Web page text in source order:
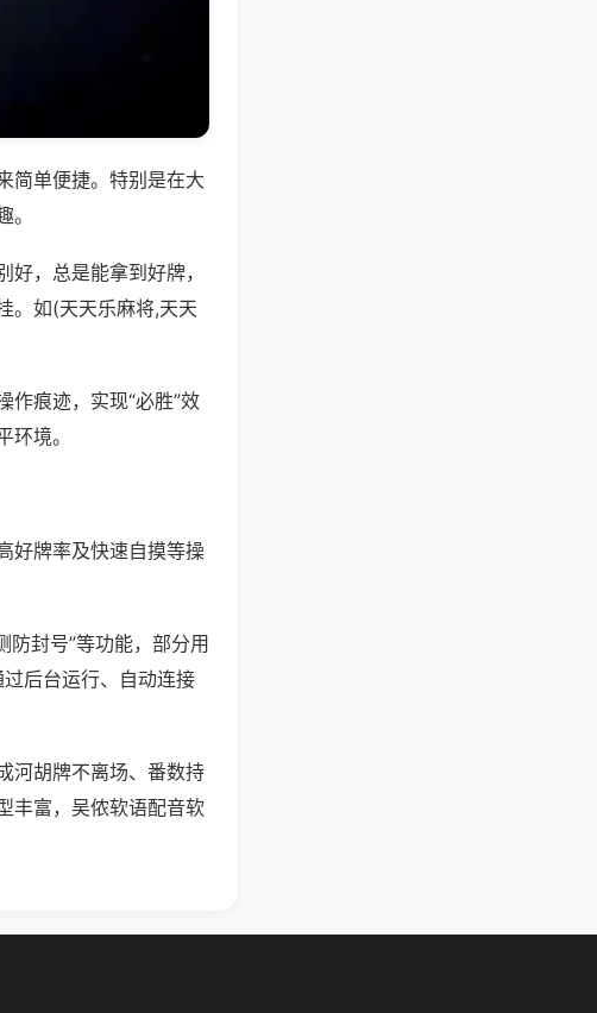
简单便捷。特别是在大
，总是能拿到好牌，
。如(天天乐麻将,天天
作痕迹，实现“必胜”效
境。
好牌率及快速自摸等操
防封号”等功能，部分用
过后台运行、自动连接
河胡牌不离场、番数持
丰富，吴侬软语配音软